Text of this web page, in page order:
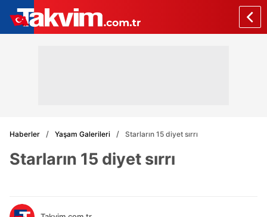
Haberler Yaşam Galerileri Starların 15 diyet sırrı
Starların 15 diyet sırrı